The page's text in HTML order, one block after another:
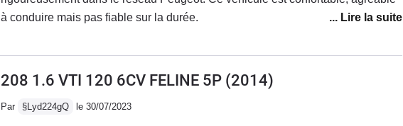
à conduire mais pas fiable sur la durée.
208 1.6 VTI 120 6CV FELINE 5P (2014)
Par §Lyd224gQ le 30/07/2023